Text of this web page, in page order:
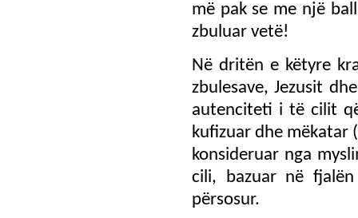
më pak se me një
zbuluar vetë!
Në dritën e këtyre
zbulesave, Jezusit
autenciteti i të cilit
kufizuar dhe mëkatar
konsideruar nga
cili, bazuar në
përsosur.